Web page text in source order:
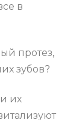
в
протез,
зубов?
их